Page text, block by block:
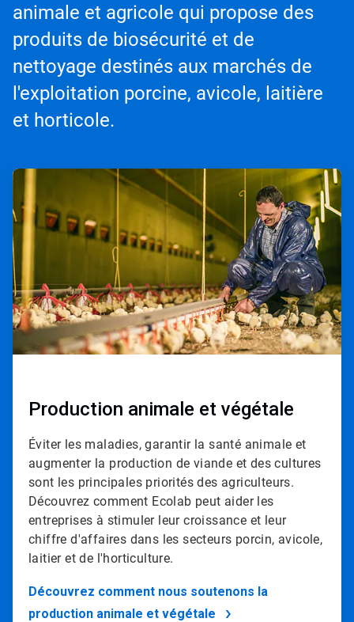
animale et agricole qui propose des
produits de biosécurité et de
nettoyage destinés aux marchés de
l'exploitation porcine, avicole, laitière
et horticole.
ArticleTile
de
2
Production animale et végétale
Éviter les maladies, garantir la santé animale et
augmenter la production de viande et des cultures
sont les principales priorités des agriculteurs.
Découvrez comment Ecolab peut aider les
entreprises à stimuler leur croissance et leur
chiffre d'affaires dans les secteurs porcin, avicole,
laitier et de l'horticulture.
Découvrez comment nous soutenons la
production animale et végétale